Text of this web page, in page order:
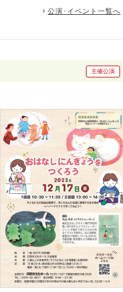
公演･イベント一覧へ
主催公演